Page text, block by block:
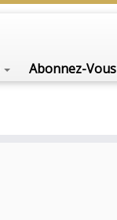
Abonnez-Vous